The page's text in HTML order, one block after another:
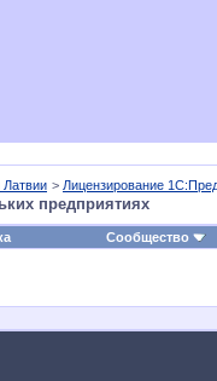
Латвии > Лицензирование
предприятиях
Сообщество